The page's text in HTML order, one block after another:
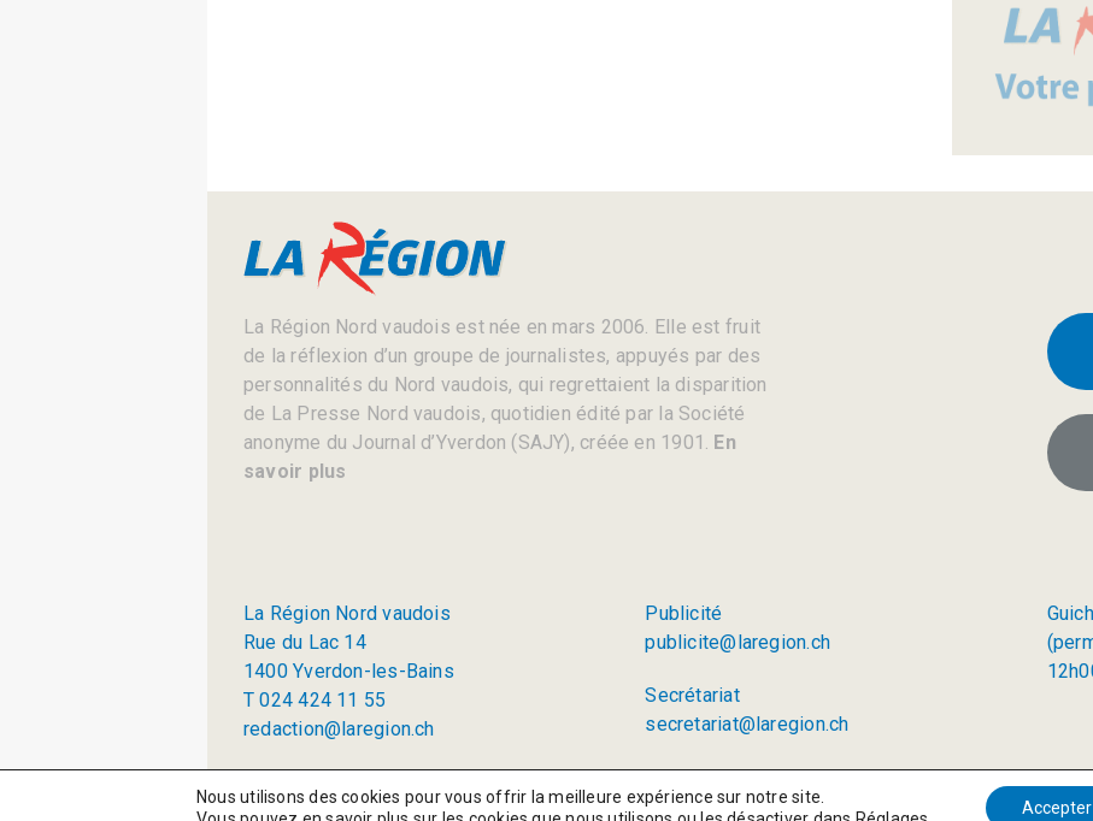
La Région Nord vaudois est née en mars 2006. Elle est fruit
de la réflexion d’un groupe de journalistes, appuyés par des
personnalités du Nord vaudois, qui regrettaient la disparition
de La Presse Nord vaudois, quotidien édité par la Société
anonyme du Journal d’Yverdon (SAJY), créée en 1901. En
savoir plus
La Région Nord vaudois
Rue du Lac 14
1400 Yverdon-les-Bains
T 024 424 11 55
redaction@laregion.ch
Publicité
publicite@laregion.ch
Secrétariat
secretariat@laregion.ch
Nous utilisons des cookies pour vous offrir la meilleure expérience sur notre site.
Accepter